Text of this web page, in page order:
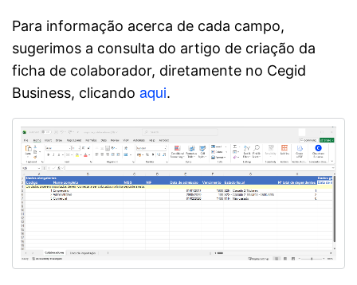
Para informação acerca de cada campo,
sugerimos a consulta do artigo de criação da
ficha de colaborador, diretamente no Cegid
Business, clicando aqui.